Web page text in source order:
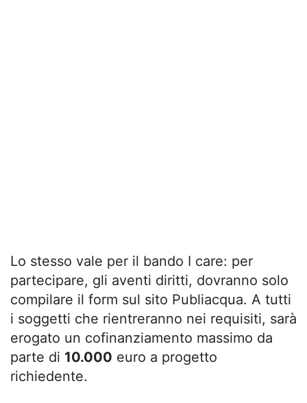
Lo stesso vale per il bando I care: per
partecipare, gli aventi diritti, dovranno solo
compilare il form sul sito Publiacqua. A tutti
i soggetti che rientreranno nei requisiti, sarà
erogato un cofinanziamento massimo da
parte di 10.000 euro a progetto
richiedente.